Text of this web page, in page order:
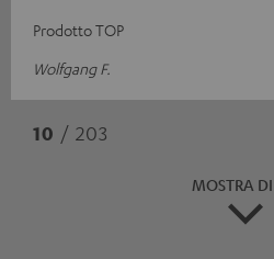
Prodotto TOP
Wolfgang F.
10 / 203
MOSTRA